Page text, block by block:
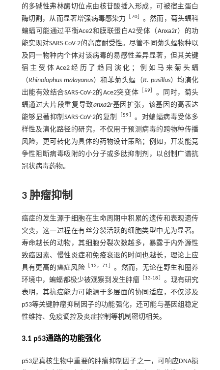
的多碱性弗林酶切位点由核苷酸插入形成，可被宿主蛋白
酶切割，从而显著增强病毒感染力
70］ 。然而，菊头蝠科
蝙蝠可能通过平衡Ace2和膜联蛋白A2受体（Anxa2r）的功
能实现对SARS-CoV-2的高度耐受性。尽管不同菊头蝠物种以
及同一物种内个体对该病毒的易感性差异显著，但其关键
宿主受体Ace2经历了趋同演化；例如马来菊头蝠
（Rhinolophus malayanus）和菲菊头蝠（R. pusillus）均演化
出能有效结合SARS-CoV-2的Ace2突变体
59］ 。同时，菊头
蝠通过大片段重复导致anxa2r基因扩张，该基因的高表达
能够显著抑制SARS-CoV-2的复制
［59
。对蝙蝠病毒受体多
样性及演化路径的研究，不仅用于预测病毒的跨物种传播
风险，更可转化为具体的药物设计策略；例如，开发能竞
争性阻断病毒吸附的小分子或多肽抑制剂，以创制广谱抗
冠状病毒药物。
3 肿瘤抑制
癌症的发生源于细胞在生命周期中积累的遗传和表观遗传
突变，这一过程在有丝分裂活跃的细胞类型中尤为显著。
寿命越长的动物，其细胞分裂次数越多，暴露于内外源性
致癌因素、慢性炎症和免疫衰退的时间也越长，理论上应
具有更高的癌症风险
12，71
。然而，无论在野生和圈养
环境中，蝙蝠都极少被观察到发生肿瘤
13-18
。现有研究
表明，其抗癌能力可能源于多层面的协同适应，不仅涉及
p53等关键肿瘤抑制因子的功能强化，还可能与基因组稳定
性维持、免疫调控及炎症控制等机制密切相关。
3.1 p53通路的功能强化
p53是真核生物中重要的肿瘤抑制因子之一，可响应DNA损